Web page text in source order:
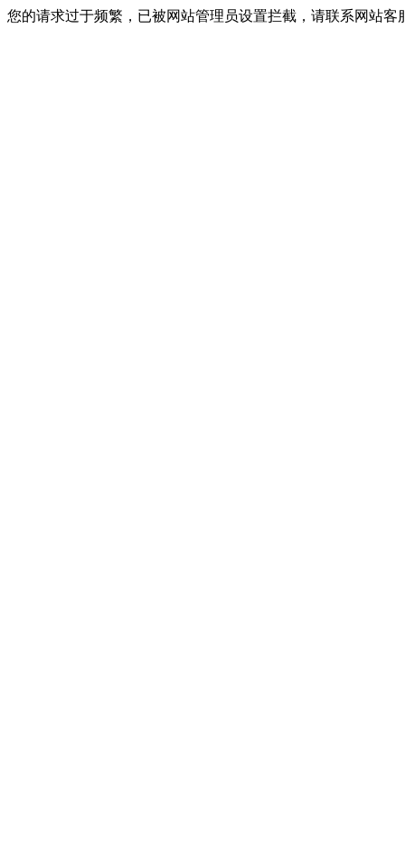
您的请求过于频繁，已被网站管理员设置拦截，请联系网站客